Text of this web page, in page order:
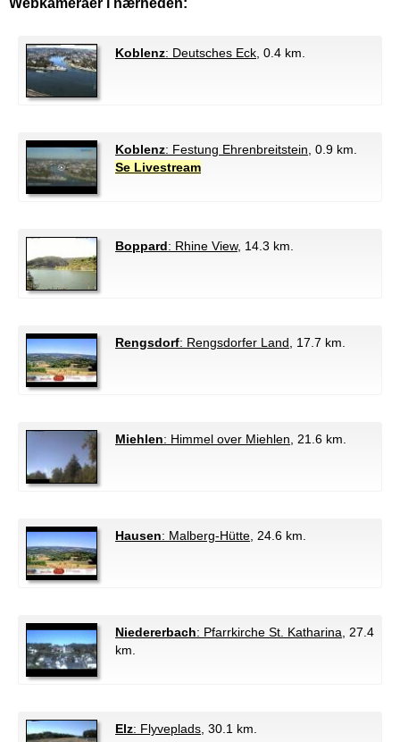
Webkameraer i nærheden:
Koblenz: Deutsches Eck , 0.4 km.
Koblenz: Festung Ehrenbreitstein , 0.9 km.
Se Livestream
Boppard: Rhine View, 14.3 km.
Rengsdorf: Rengsdorfer Land , 17.7 km.
Miehlen: Himmel over Miehlen , 21.6 km.
Hausen: Malberg-Hütte , 24.6 km.
Niedererbach: Pfarrkirche St. Katharina , 27.4
km.
Elz: Flyveplads , 30.1 km.